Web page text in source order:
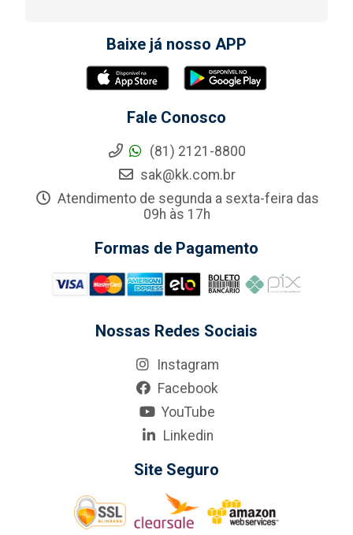
Baixe já nosso APP
Fale Conosco
(81) 2121-8800
sak@kk.com.br
Atendimento de segunda a sexta-feira das
09h às 17h
Formas de Pagamento
Nossas Redes Sociais
Instagram
Facebook
YouTube
Linkedin
Site Seguro